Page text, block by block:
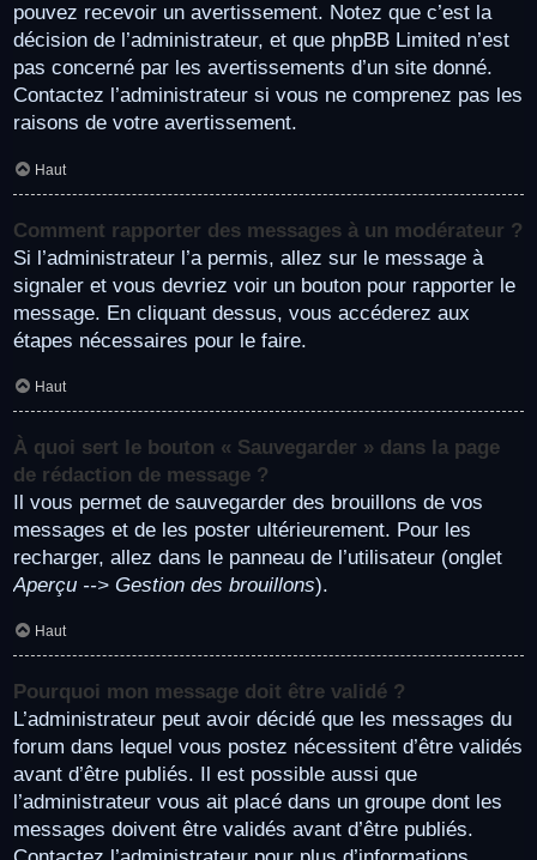
pouvez recevoir un avertissement. Notez que c’est la
décision de l’administrateur, et que phpBB Limited n’est
pas concerné par les avertissements d’un site donné.
Contactez l’administrateur si vous ne comprenez pas les
raisons de votre avertissement.
Haut
Comment rapporter des messages à un modérateur ?
Si l’administrateur l’a permis, allez sur le message à
signaler et vous devriez voir un bouton pour rapporter le
message. En cliquant dessus, vous accéderez aux
étapes nécessaires pour le faire.
Haut
À quoi sert le bouton « Sauvegarder » dans la page
de rédaction de message ?
Il vous permet de sauvegarder des brouillons de vos
messages et de les poster ultérieurement. Pour les
recharger, allez dans le panneau de l’utilisateur (onglet
Aperçu --> Gestion des brouillons).
Haut
Pourquoi mon message doit être validé ?
L’administrateur peut avoir décidé que les messages du
forum dans lequel vous postez nécessitent d’être validés
avant d’être publiés. Il est possible aussi que
l’administrateur vous ait placé dans un groupe dont les
messages doivent être validés avant d’être publiés.